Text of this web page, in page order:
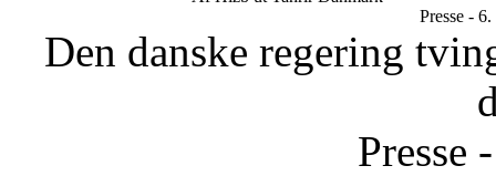
Presse -
Den danske regering
Presse